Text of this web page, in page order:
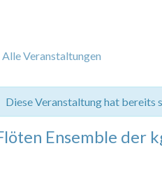
Alle Veranstaltungen
Diese Veranstaltung hat bereits
Ensemble der